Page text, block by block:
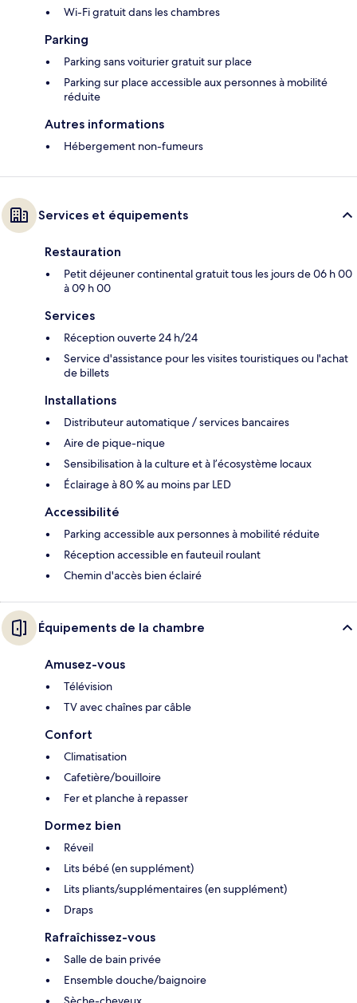
Wi-Fi gratuit dans les chambres
Parking
Parking sans voiturier gratuit sur place
Parking sur place accessible aux personnes à mobilité
réduite
Autres informations
Hébergement non-fumeurs
Services et équipements
Restauration
Petit déjeuner continental gratuit tous les jours de 06 h 00
à 09 h 00
Services
Réception ouverte 24 h/24
Service d'assistance pour les visites touristiques ou l'achat
de billets
Installations
Distributeur automatique / services bancaires
Aire de pique-nique
Sensibilisation à la culture et à l’écosystème locaux
Éclairage à 80 % au moins par LED
Accessibilité
Parking accessible aux personnes à mobilité réduite
Réception accessible en fauteuil roulant
Chemin d'accès bien éclairé
Équipements de la chambre
Amusez-vous
Télévision
TV avec chaînes par câble
Confort
Climatisation
Cafetière/bouilloire
Fer et planche à repasser
Dormez bien
Réveil
Lits bébé (en supplément)
Lits pliants/supplémentaires (en supplément)
Draps
Rafraîchissez-vous
Salle de bain privée
Ensemble douche/baignoire